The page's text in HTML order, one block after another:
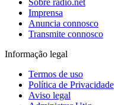
Sobre radio.net
Imprensa
Anuncia connosco
Transmite connosco
Informação legal
Termos de uso
Política de Privacidade
Aviso legal